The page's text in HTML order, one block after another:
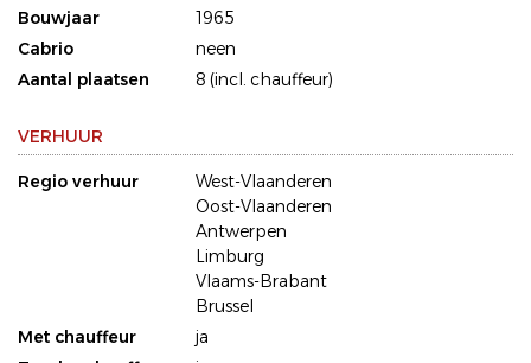
Bouwjaar
1965
Cabrio
neen
Aantal plaatsen
8 (incl. chauffeur)
VERHUUR
Regio verhuur
West-Vlaanderen
Oost-Vlaanderen
Antwerpen
Limburg
Vlaams-Brabant
Brussel
Met chauffeur
ja